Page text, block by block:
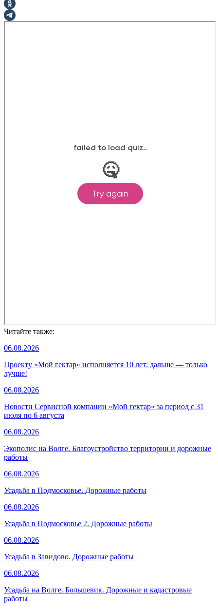
Читайте также:
06.08.2026
Проекту «Мой гектар» исполняется 10 лет: дальше — только
лучше!
06.08.2026
Новости Сервисной компании «Мой гектар» за период с 31
июля по 6 августа
06.08.2026
Экополис на Волге. Благоустройство территории и дорожные
работы
06.08.2026
Усадьба в Подмосковье. Дорожные работы
06.08.2026
Усадьба в Подмосковье 2. Дорожные работы
06.08.2026
Усадьба в Завидово. Дорожные работы
06.08.2026
Усадьба на Волге. Большевик. Дорожные и кадастровые
работы